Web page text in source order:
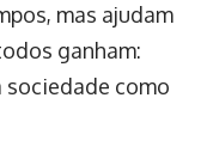
mas ajudam
ganham:
sociedade como